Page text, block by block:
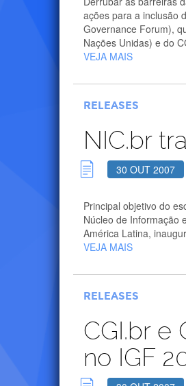
ações para a inclusão
Governance Forum),
Nações Unidas) e do
VEJA MAIS
RELEASES
NIC.br
30 OUT 2007
Principal objetivo do
Núcleo de Informação
América Latina,
VEJA MAIS
RELEASES
CGI.br e
no IGF